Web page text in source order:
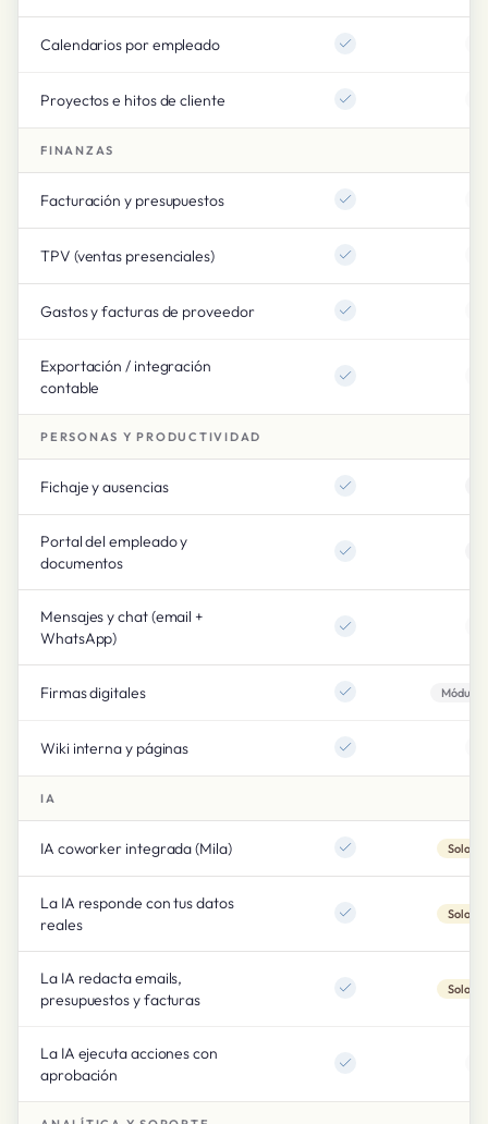
Calendarios por empleado
Proyectos e hitos de cliente
FINANZAS
Facturación y presupuestos
TPV (ventas presenciales)
Gastos y facturas de proveedor
Exportación / integración
contable
PERSONAS Y PRODUCTIVIDAD
Fichaje y ausencias
Portal del empleado y
documentos
Mensajes y chat (email +
WhatsApp)
Firmas digitales Módulo
Wiki interna y páginas
IA
IA coworker integrada (Mila) Solo
La IA responde con tus datos
reales
Solo
La IA redacta emails,
presupuestos y facturas
Solo
La IA ejecuta acciones con
aprobación